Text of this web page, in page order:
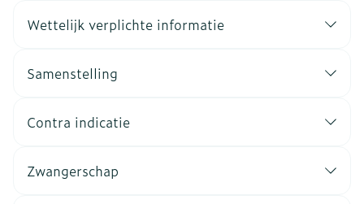
Wettelijk verplichte informatie
Samenstelling
Contra indicatie
Zwangerschap